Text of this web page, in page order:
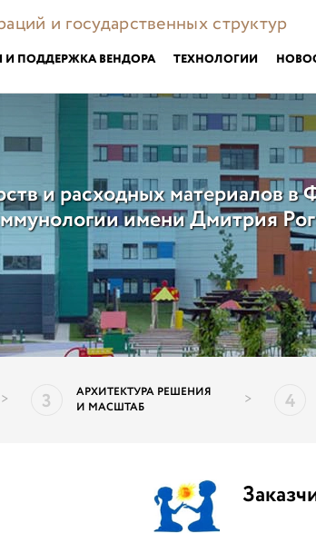
и государственных структур
И ПОДДЕРЖКА ВЕНДОРА ТЕХНОЛОГИИ
и расходных материалов
имени Дмитрия
> 3
АРХИТЕКТУРА РЕШЕНИЯ
И МАСШТАБ
> 4